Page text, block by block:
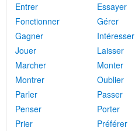
Entrer
Essayer
Fonctionner
Gérer
Gagner
Intéresser
Jouer
Laisser
Marcher
Monter
Montrer
Oublier
Parler
Passer
Penser
Porter
Prier
Préférer